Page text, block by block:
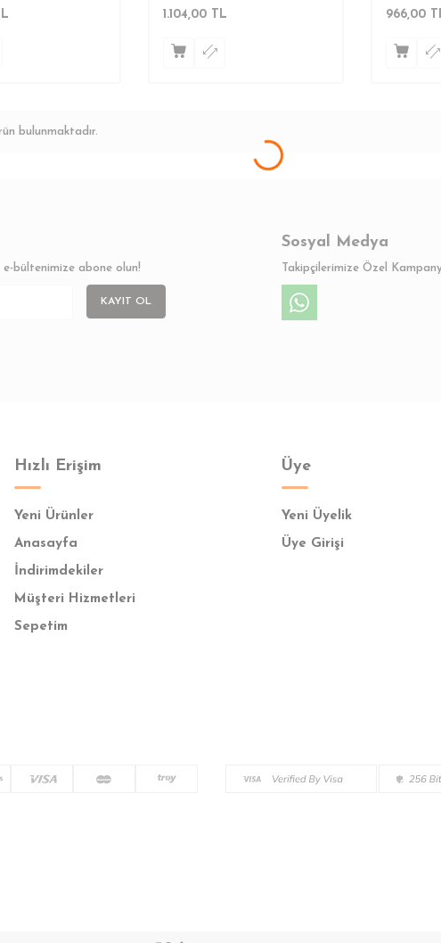
1.104,00 TL 966,00
bulunmaktadır.
bültenimize abone olun!
KAYIT OL
Sosyal Medya
Takipçilerimize Özel
Hızlı Erişim
Yeni Ürünler
Anasayfa
İndirimdekiler
Müşteri Hizmetleri
Sepetim
Üye
Yeni Üyelik
Üye Girişi